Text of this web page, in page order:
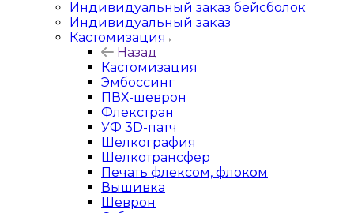
Индивидуальный заказ бейсболок
Индивидуальный заказ
Кастомизация
Назад
Кастомизация
Эмбоссинг
ПВХ-шеврон
Флекстран
УФ 3D-патч
Шелкография
Шелкотрансфер
Печать флексом, флоком
Вышивка
Шеврон